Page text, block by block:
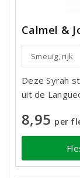
Calmel &
Smeuïg, rijk
Deze Syrah
uit de
8,95 per